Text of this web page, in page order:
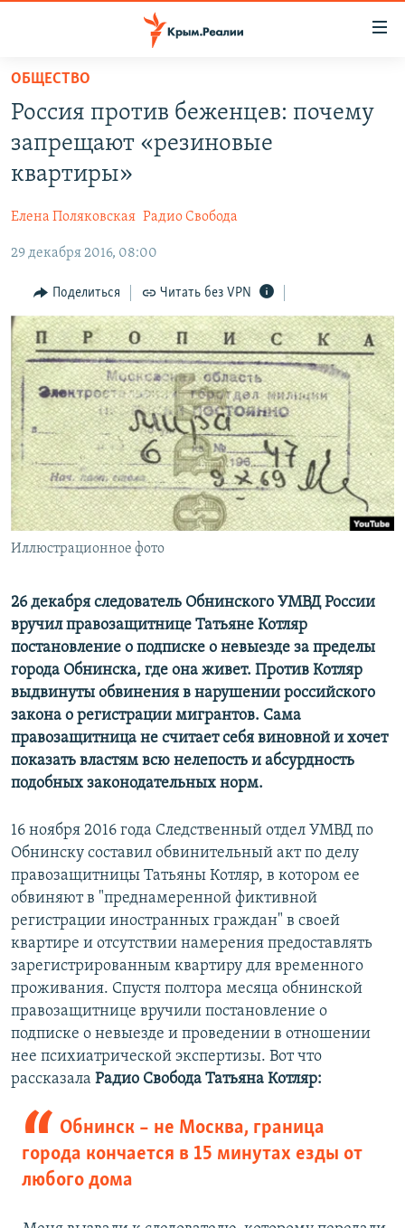
Вернуться
основному
содержанию
Вернутся
главной
Вернутся
поиску
СПЕЦПРОЕКТЫ
11 ЛЕТ ОККУПАЦИИ КРЫМА. 11 ИСТОРИЙ СОПРОТИВЛЕНИЯ
ВОДА
ЕЩЕ
ИНТЕРАКТИВ
ИНФОГРАФИКА
ТЕЛЕПРОЕКТ КРЫМ.РЕАЛИИ
СОВЕТЫ ПРАВОЗАЩИТНИКОВ
ПРОПАВШИЕ БЕЗ ВЕСТИ
ПОБЕДИТЕЛЕЙ НЕ СУДЯТ?
КРЫМ.НЕПОКОРЕННЫЙ
ELIFBE
УКРАИНСКАЯ ПРОБЛЕМА КРЫМА
РАДІО СВОБОДА
КАК ОБОЙТИ БЛОКИРОВКУ
Українською
Qırımtatar
ПРИСОЕДИНЯЙТЕСЬ!
Все сайты RFE/RL
ОБЩЕСТВО
Россия против беженцев: почему
запрещают «резиновые
квартиры»
Елена Поляковская Радио Свобода
29 декабря 2016, 08:00
Поделиться Читать без VPN
Иллюстрационное фото
26 декабря следователь Обнинского УМВД России
вручил правозащитнице Татьяне Котляр
постановление о подписке о невыезде за пределы
города Обнинска, где она живет. Против Котляр
выдвинуты обвинения в нарушении российского
закона о регистрации мигрантов. Сама
правозащитница не считает себя виновной и хочет
показать властям всю нелепость и абсурдность
подобных законодательных норм.
16 ноября 2016 года Следственный отдел УМВД по
Обнинску составил обвинительный акт по делу
правозащитницы Татьяны Котляр, в котором ее
обвиняют в "преднамеренной фиктивной
регистрации иностранных граждан" в своей
квартире и отсутствии намерения предоставлять
зарегистрированным квартиру для временного
проживания. Спустя полтора месяца обнинской
правозащитнице вручили постановление о
подписке о невыезде и проведении в отношении
нее психиатрической экспертизы. Вот что
рассказала Радио Свобода Татьяна Котляр:
Обнинск – не Москва, граница
города кончается в 15 минутах езды от
любого дома